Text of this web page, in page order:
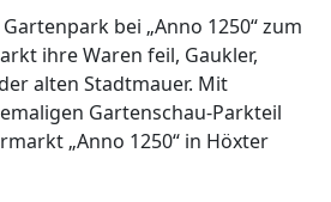
bei „Anno 1250“ zum
ihre Waren feil, Gaukler,
alten Stadtmauer. Mit
Gartenschau-Parkteil
„Anno 1250“ in Höxter